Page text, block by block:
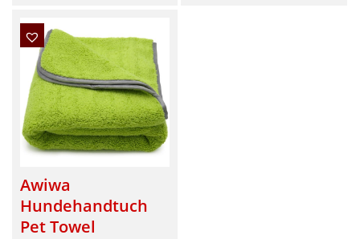
Awiwa
Hundehandtuch
Pet Towel